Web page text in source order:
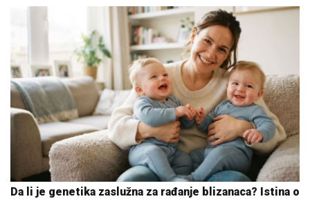
Da li je genetika zaslužna za rađanje blizanaca? Istina o